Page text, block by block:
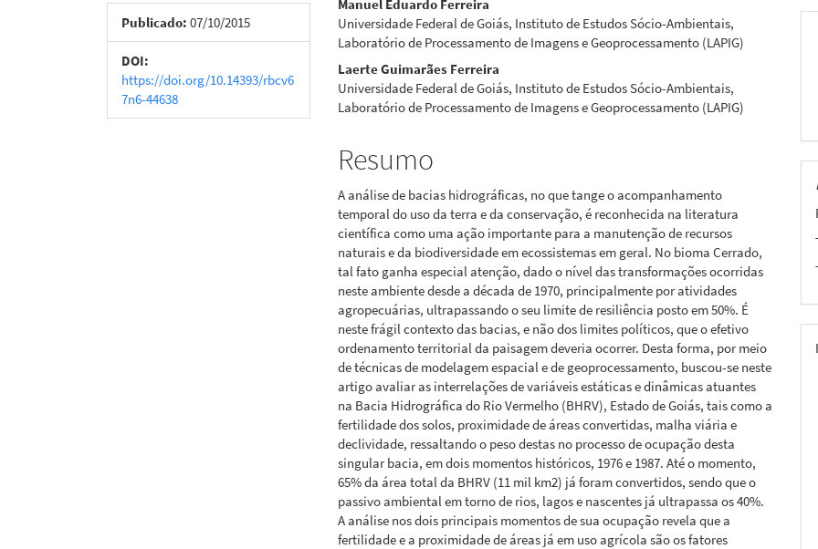
de
artigos
Publicado: 07/10/2015
DOI:
https://doi.org/10.14393/rbcv6
7n6-44638
artigo
principal
Manuel Eduardo Ferreira
Universidade Federal de Goiás, Instituto de Estudos Sócio-Ambientais,
Laboratório de Processamento de Imagens e Geoprocessamento (LAPIG)
Laerte Guimarães Ferreira
Universidade Federal de Goiás, Instituto de Estudos Sócio-Ambientais,
Laboratório de Processamento de Imagens e Geoprocessamento (LAPIG)
Resumo
A análise de bacias hidrográficas, no que tange o acompanhamento
temporal do uso da terra e da conservação, é reconhecida na literatura
científica como uma ação importante para a manutenção de recursos
naturais e da biodiversidade em ecossistemas em geral. No bioma Cerrado,
tal fato ganha especial atenção, dado o nível das transformações ocorridas
neste ambiente desde a década de 1970, principalmente por atividades
agropecuárias, ultrapassando o seu limite de resiliência posto em 50%. É
neste frágil contexto das bacias, e não dos limites políticos, que o efetivo
ordenamento territorial da paisagem deveria ocorrer. Desta forma, por meio
de técnicas de modelagem espacial e de geoprocessamento, buscou-se neste
artigo avaliar as interrelações de variáveis estáticas e dinâmicas atuantes
na Bacia Hidrográfica do Rio Vermelho (BHRV), Estado de Goiás, tais como a
fertilidade dos solos, proximidade de áreas convertidas, malha viária e
declividade, ressaltando o peso destas no processo de ocupação desta
singular bacia, em dois momentos históricos, 1976 e 1987. Até o momento,
65% da área total da BHRV (11 mil km2) já foram convertidos, sendo que o
passivo ambiental em torno de rios, lagos e nascentes já ultrapassa os 40%.
A análise nos dois principais momentos de sua ocupação revela que a
fertilidade e a proximidade de áreas já em uso agrícola são os fatores